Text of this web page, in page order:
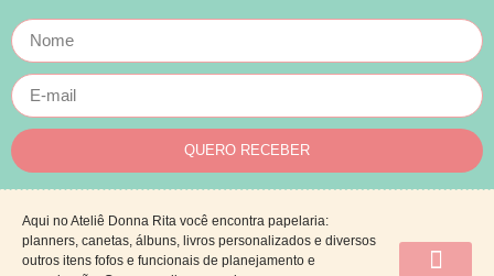
QUERO RECEBER
Aqui no Ateliê Donna Rita você encontra papelaria:
planners, canetas, álbuns, livros personalizados e diversos
outros itens fofos e funcionais de planejamento e